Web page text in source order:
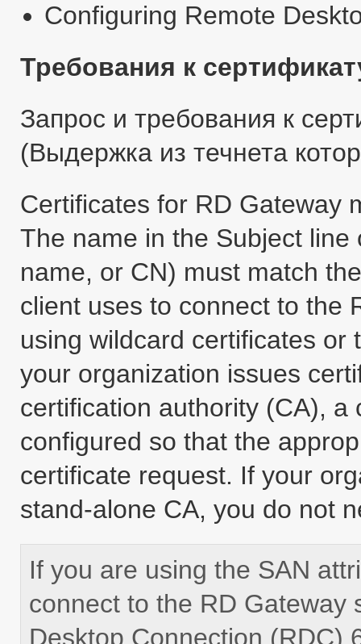
Configuring Remote
Требования к
Запрос и требования к
(Выдержка из течнета
Certificates for RD Gateway
The name in the Subject
name, or CN) must match
client uses to connect to the
using wildcard certificates or
your organization issues
certification authority (CA),
configured so that the
certificate request. If your
stand-alone CA, you do not
If you are using the SAN
connect to the RD Gateway
Desktop Connection (RDC)